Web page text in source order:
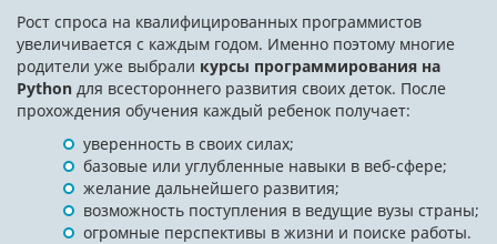
Рост спроса на квалифицированных программистов
увеличивается с каждым годом. Именно поэтому многие
родители уже выбрали курсы программирования на
Python для всестороннего развития своих деток. После
прохождения обучения каждый ребенок получает:
уверенность в своих силах;
базовые или углубленные навыки в веб-сфере;
желание дальнейшего развития;
возможность поступления в ведущие вузы страны;
огромные перспективы в жизни и поиске работы.